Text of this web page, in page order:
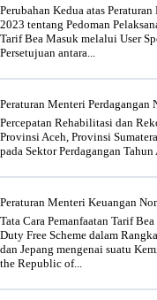
Perubahan Kedua atas
2023 tentang Pedoman
Tarif Bea Masuk melalui User
Persetujuan antara...
Peraturan Menteri Perdagangan
Percepatan Rehabilitasi dan
Provinsi Aceh, Provinsi
pada Sektor Perdagangan
Peraturan Menteri Keuangan
Tata Cara Pemanfaatan Tarif
Duty Free Scheme dalam
dan Jepang mengenai suatu
the Republic of...